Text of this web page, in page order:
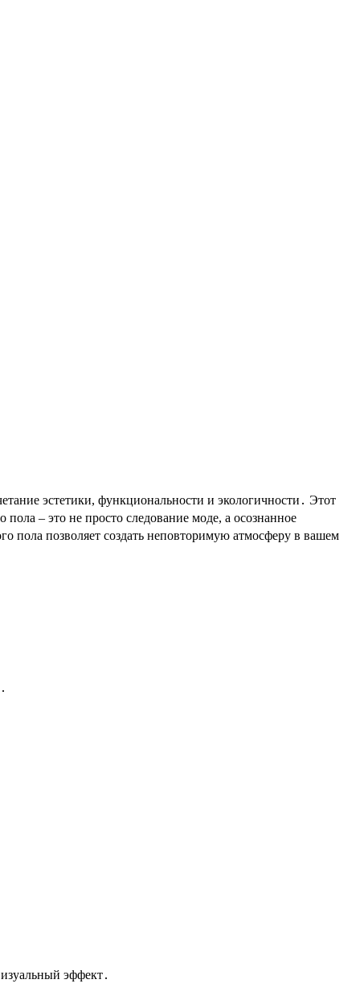
эстетики, функциональности и экологичности․ Этот
– это не просто следование моде, а осознанное
пола позволяет создать неповторимую атмосферу в вашем
эффект․